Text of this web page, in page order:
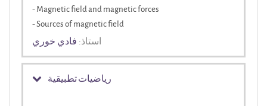
- Magnetic field and magnetic forces
- Sources of magnetic field
استاذ: فادي خوري
رياضيات تطبيقية